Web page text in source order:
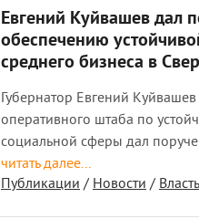
Евгений Куйвашев дал
обеспечению
среднего бизнеса в
Губернатор Евгений
оперативного штаба по
социальной сферы дал
читать далее...
Публикации/ Новости/ Власть